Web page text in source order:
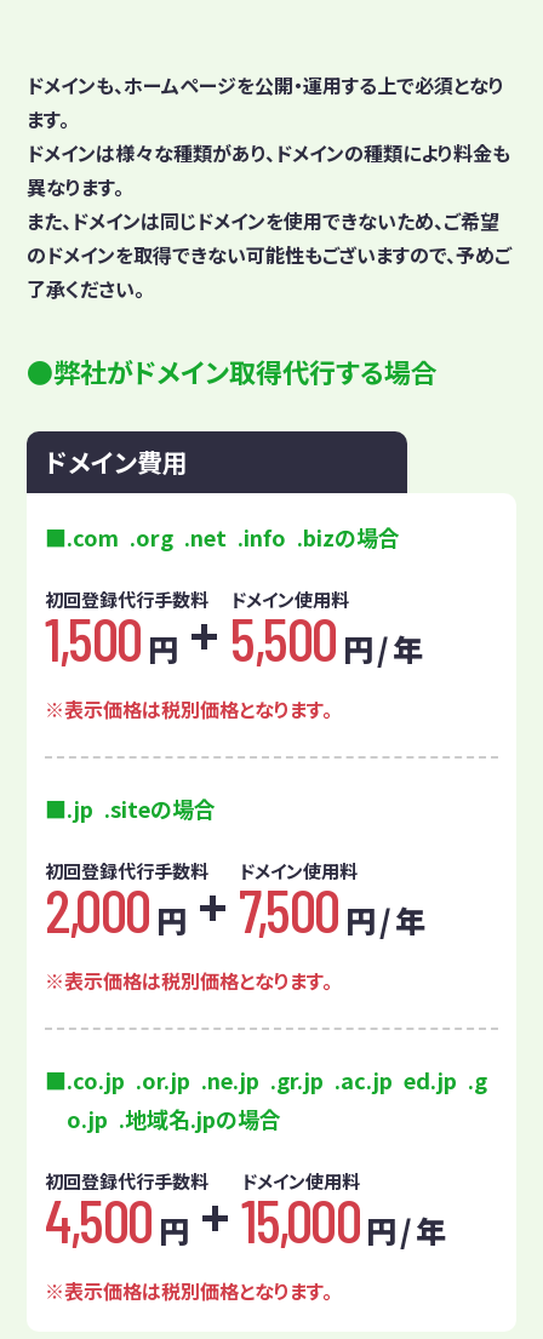
ドメインも、ホームページを公開・運用する上で必須となり
ます。
ドメインは様々な種類があり、ドメインの種類により料金も
異なります。
また、ドメインは同じドメインを使用できないため、ご希望
のドメインを取得できない可能性もございますので、予めご
了承ください。
弊社がドメイン取得代行する場合
ドメイン費用
.com .org .net .info .bizの場合
初回登録代行手数料
1,500 円
ドメイン使用料
5,500 円 / 年
表示価格は税別価格となります。
.jp .siteの場合
初回登録代行手数料
2,000 円
ドメイン使用料
7,500 円 / 年
表示価格は税別価格となります。
.co.jp .or.jp .ne.jp .gr.jp .ac.jp ed.jp .g
o.jp .地域名.jpの場合
初回登録代行手数料
4,500 円
ドメイン使用料
15,000円 / 年
表示価格は税別価格となります。